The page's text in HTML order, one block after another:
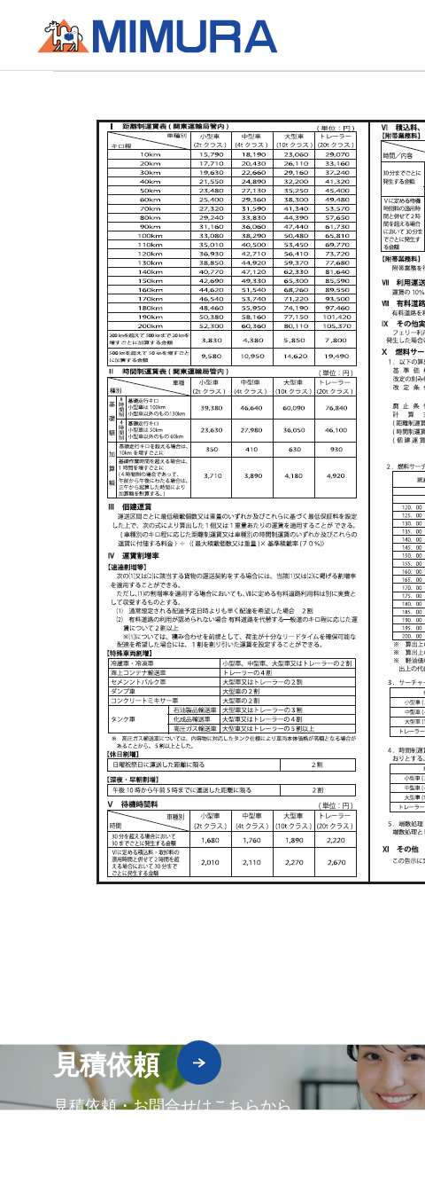
見積依頼
見積依頼・お問合せはこちらから